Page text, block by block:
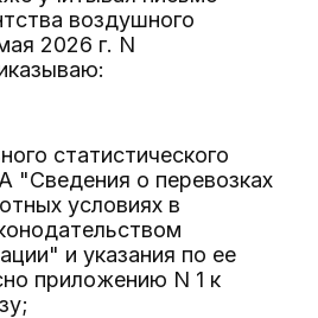
воздушного
2026 г. N
статистического
"Сведения о перевозках
условиях в
и указания по ее
приложению N 1 к